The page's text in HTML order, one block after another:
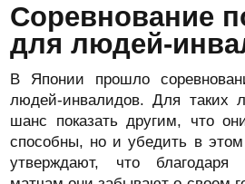
Соревнование
для людей-
В Японии прошло
людей-инвалидов. Для таких
шанс показать другим, что
способны, но и убедить в
утверждают, что